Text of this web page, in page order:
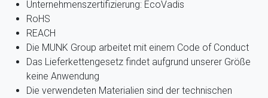
Unternehmenszertifizierung: EcoVadis
RoHS
REACH
Die MUNK Group arbeitet mit einem Code of Conduct
Das Lieferkettengesetz findet aufgrund unserer Größe
keine Anwendung
Die verwendeten Materialien sind der technischen